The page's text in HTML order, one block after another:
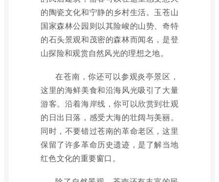
的陶瓷文化和宁静的乡村生活。玉苍山
国家森林公园则以其险峻的山势、奇特
的石头景观和茂密的森林而闻名，是登
山探险和观赏自然风光的理想之地。
在苍南，你还可以参观炎亭景区，
这里的海鲜美食和沿海风光吸引了大量
游客。沿着海岸线，你可以欣赏到壮观
的日出日落，感受大海的壮阔与美丽。
同时，不要错过苍南的革命老区，这里
保留了许多革命历史遗迹，是了解当地
红色文化的重要窗口。